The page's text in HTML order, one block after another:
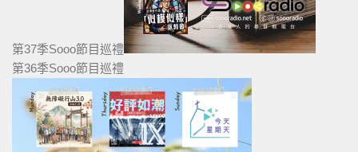
第37季Sooo節目巡禮
第36季Sooo節目巡禮